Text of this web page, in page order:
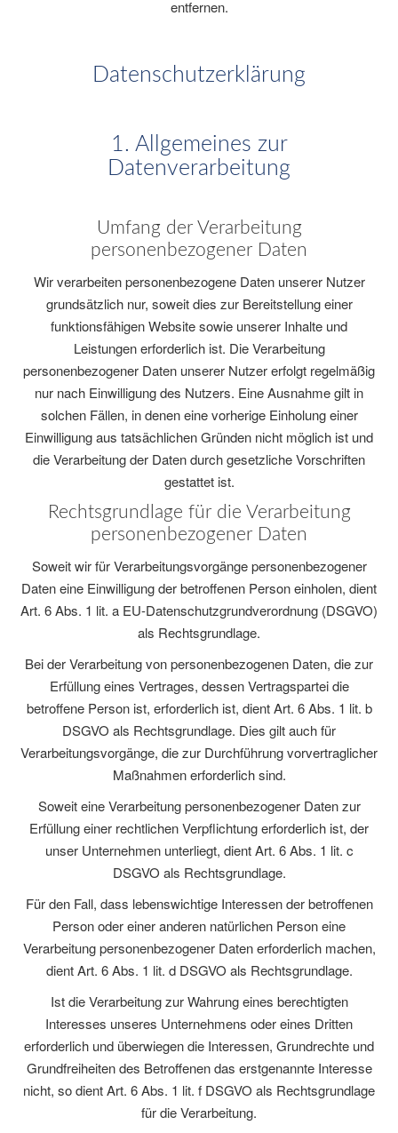
entfernen.
Datenschutzerklärung
1. Allgemeines zur
Datenverarbeitung
Umfang der Verarbeitung
personenbezogener Daten
Wir verarbeiten personenbezogene Daten unserer Nutzer
grundsätzlich nur, soweit dies zur Bereitstellung einer
funktionsfähigen Website sowie unserer Inhalte und
Leistungen erforderlich ist. Die Verarbeitung
personenbezogener Daten unserer Nutzer erfolgt regelmäßig
nur nach Einwilligung des Nutzers. Eine Ausnahme gilt in
solchen Fällen, in denen eine vorherige Einholung einer
Einwilligung aus tatsächlichen Gründen nicht möglich ist und
die Verarbeitung der Daten durch gesetzliche Vorschriften
gestattet ist.
Rechtsgrundlage für die Verarbeitung
personenbezogener Daten
Soweit wir für Verarbeitungsvorgänge personenbezogener
Daten eine Einwilligung der betroffenen Person einholen, dient
Art. 6 Abs. 1 lit. a EU-Datenschutzgrundverordnung (DSGVO)
als Rechtsgrundlage.
Bei der Verarbeitung von personenbezogenen Daten, die zur
Erfüllung eines Vertrages, dessen Vertragspartei die
betroffene Person ist, erforderlich ist, dient Art. 6 Abs. 1 lit. b
DSGVO als Rechtsgrundlage. Dies gilt auch für
Verarbeitungsvorgänge, die zur Durchführung vorvertraglicher
Maßnahmen erforderlich sind.
Soweit eine Verarbeitung personenbezogener Daten zur
Erfüllung einer rechtlichen Verpflichtung erforderlich ist, der
unser Unternehmen unterliegt, dient Art. 6 Abs. 1 lit. c
DSGVO als Rechtsgrundlage.
Für den Fall, dass lebenswichtige Interessen der betroffenen
Person oder einer anderen natürlichen Person eine
Verarbeitung personenbezogener Daten erforderlich machen,
dient Art. 6 Abs. 1 lit. d DSGVO als Rechtsgrundlage.
Ist die Verarbeitung zur Wahrung eines berechtigten
Interesses unseres Unternehmens oder eines Dritten
erforderlich und überwiegen die Interessen, Grundrechte und
Grundfreiheiten des Betroffenen das erstgenannte Interesse
nicht, so dient Art. 6 Abs. 1 lit. f DSGVO als Rechtsgrundlage
für die Verarbeitung.